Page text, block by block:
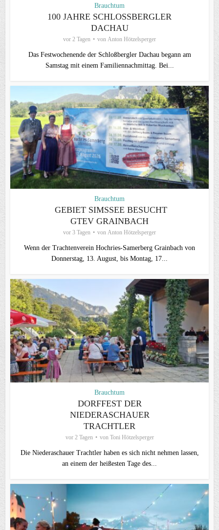
Brauchtum
100 JAHRE SCHLOSSBERGLER D
ACHAU
vor 2 Tagen von Anton Hötzelsperger
Das Festwochenende der Schloßbergler Dachau begann am
Samstag mit einem Familiennachmittag. Bei...
Brauchtum
GEBIET SIMSSEE BESUCHT
GTEV GRAINBACH
vor 3 Tagen von Anton Hötzelsperger
Wenn der Trachtenverein Hochries-Samerberg Grainbach von
Donnerstag, 13. August, bis Montag, 17...
Brauchtum
DORFFEST DER
NIEDERASCHAUER
TRACHTLER
vor 2 Tagen von Toni Hötzelsperger
Die Niederaschauer Trachtler haben es sich nicht nehmen lassen,
an einem der heißesten Tage des...